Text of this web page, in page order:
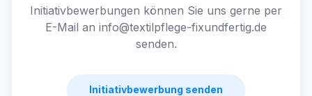
Initiativbewerbungen können Sie uns gerne per
E-Mail an info@textilpflege-fixundfertig.de
senden.
Initiativbewerbung senden